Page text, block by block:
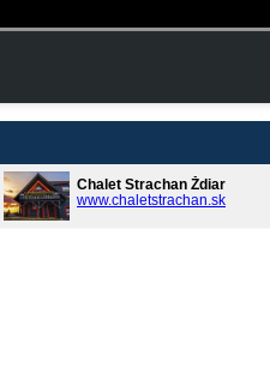
Chalet Strachan Ždiar
www.chaletstrachan.sk